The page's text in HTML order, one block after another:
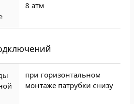
8 атм
при горизонтальном
монтаже патрубки снизу